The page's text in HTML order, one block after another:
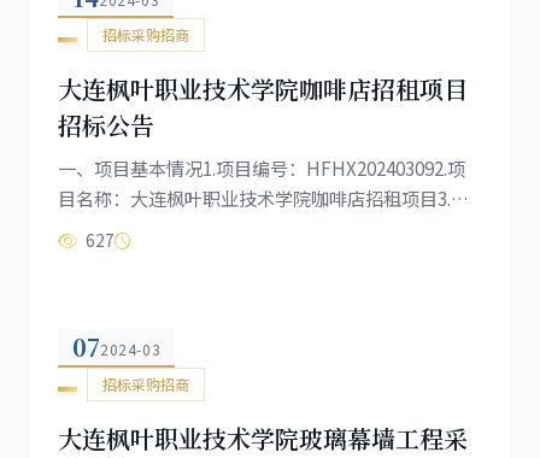
2024-073.采购单位：大连枫叶职业技术学院4.采购预
算：800万元（人民币，具体金...
招标采购招商
大连枫叶职业技术学院咖啡店招租项目
招标公告
一、项目基本情况1.项目编号：HFHX202403092.项
目名称：大连枫叶职业技术学院咖啡店招租项目3.起
租价格：20万元人民币/年（竞租人报价低于起租价格
的，投标文件无效）。4.采购需求：约200平方米，租
否二、竞租人资格要求：1.在中国境内注册的独立企
业法人；2.本项目的特定资格要求：无。三、获取招
标文件1.时间：2024年3月14日...
627
072024-03
招标采购招商
大连枫叶职业技术学院玻璃幕墙工程采